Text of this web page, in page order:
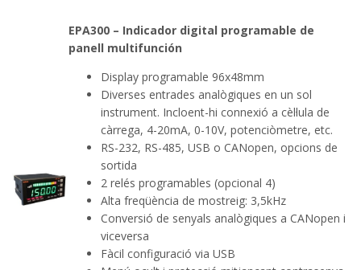
EPA300 – Indicador digital programable de
panell multifunción
Display programable 96x48mm
Diverses entrades analògiques en un sol
instrument. Incloent-hi connexió a cèl·lula de
càrrega, 4-20mA, 0-10V, potenciòmetre, etc.
RS-232, RS-485, USB o CANopen, opcions de
sortida
2 relés programables (opcional 4)
Alta freqüència de mostreig: 3,5kHz
Conversió de senyals analògiques a CANopen i
viceversa
Fàcil configuració via USB